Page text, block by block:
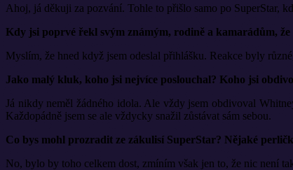
Ahoj, já děkuji za pozvání. Tohle to přišlo samo po SuperStar,
Kdy jsi poprvé řekl svým známým, rodině a kamarádům,
Myslím, že hned když jsem odeslal přihlášku. Reakce byly
Jako malý kluk, koho jsi nejvíce poslouchal? Koho jsi
Já nikdy neměl žádného idola. Ale vždy jsem obdivoval
Každopádně jsem se ale vždycky snažil zůstávat sám sebou.
Co bys mohl prozradit ze zákulisí SuperStar? Nějaké
No, bylo by toho celkem dost, zmíním však jen to, že nic není